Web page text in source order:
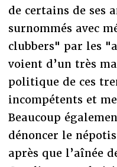
de certains de ses
surnommés avec
clubbers" par les
voient d’un très
politique de ces
incompétents et
Beaucoup
dénoncer le
après que l’aînée